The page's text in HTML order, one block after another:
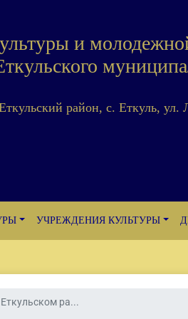
и
район, с. Еткуль, ул.
УЧРЕЖДЕНИЯ КУЛЬТУРЫ
ра...